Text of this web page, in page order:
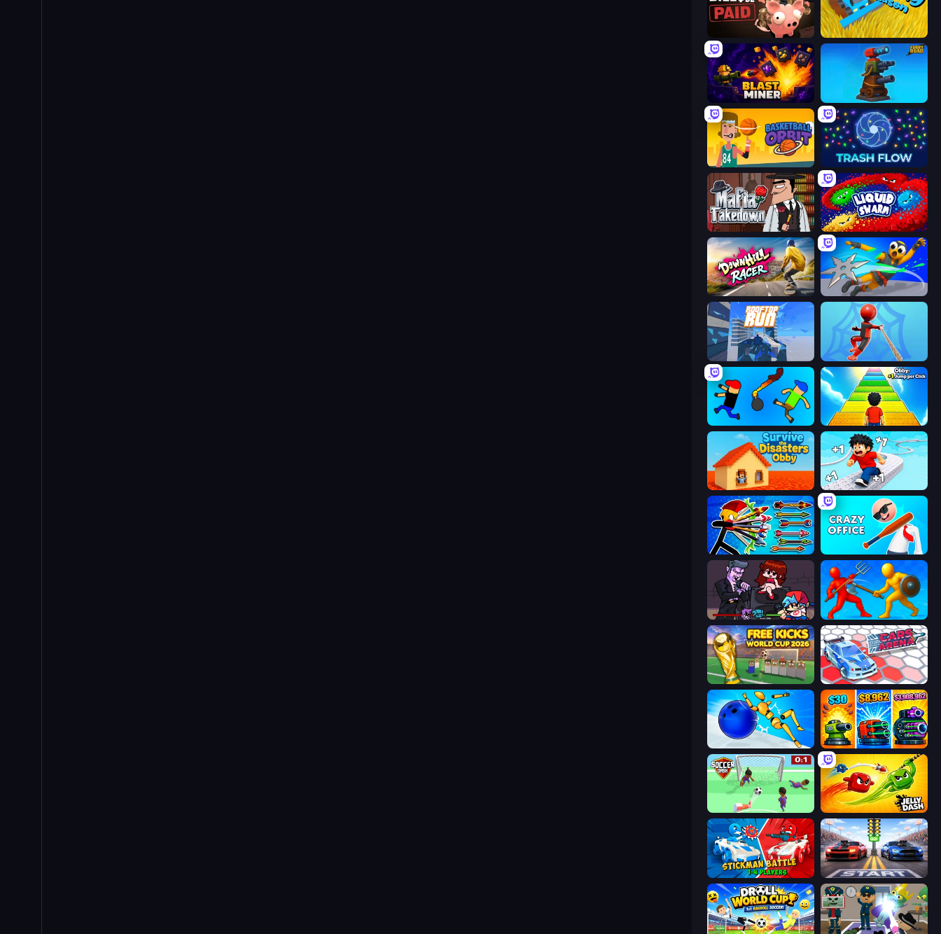
Bills Must Be Paid Harvesting Season
Blast Miner Furry Road
Basketball Orbit Trash Flow
Mafia Takedown Liquid Swarm
Downhill Racer Ninja Swipe Strike
Rooftop Run Web Master
Mini-Caps: Bombs Obby: +1 Jump per Click
Survive the Disasters: Obby Speed per Click: Obby
Archer Ragdoll Masters Crazy Office: Slap and Smash!
Friday Night Funkin' Epic Sword Battle! Fight in Arena
Free Kicks World Cup 2026 Cars Arena
Playground Man! Ragdoll Show! Pumpkin Defense: Merge Cannon
Soccer Dash Jelly Dash
Stickman battle 1-4 Players Street Racer 2